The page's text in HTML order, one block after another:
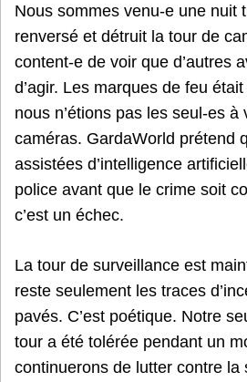
Nous sommes venu-e une nuit
renversé et détruit la tour de
content-e de voir que d’autres
d’agir. Les marques de feu
nous n’étions pas les seul-es
caméras. GardaWorld prétend
assistées d’intelligence
police avant que le crime soit
c’est un échec.
La tour de surveillance est
reste seulement les traces
pavés. C’est poétique. Notre
tour a été tolérée pendant un
continuerons de lutter contre la